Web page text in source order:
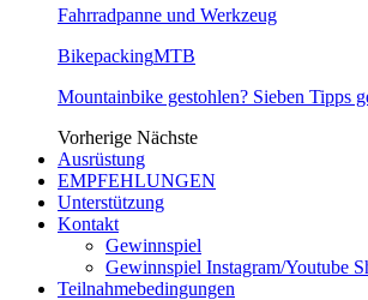
Fahrradpanne und Werkzeug
BikepackingMTB
Mountainbike gestohlen? Sieben Tipps
Vorherige Nächste
Ausrüstung
EMPFEHLUNGEN
Unterstützung
Kontakt
Gewinnspiel
Gewinnspiel Instagram/Youtube
Teilnahmebedingungen